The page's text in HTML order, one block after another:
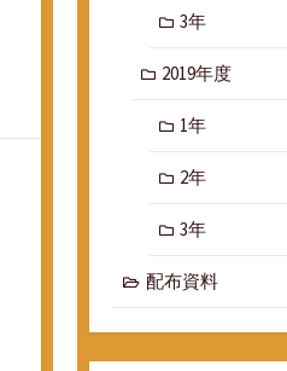
3年
2019年度
1年
2年
3年
配布資料